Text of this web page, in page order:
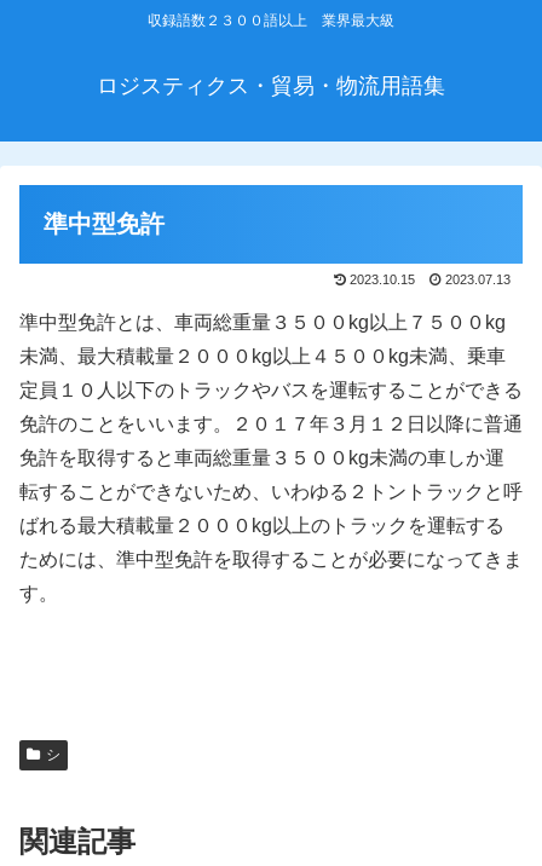
収録語数２３００語以上 業界最大級
ロジスティクス・貿易・物流用語集
準中型免許
2023.10.15 2023.07.13
準中型免許とは、車両総重量３５００kg以上７５００kg
未満、最大積載量２０００kg以上４５００kg未満、乗車
定員１０人以下のトラックやバスを運転することができる
免許のことをいいます。２０１７年３月１２日以降に普通
免許を取得すると車両総重量３５００kg未満の車しか運
転することができないため、いわゆる２トントラックと呼
ばれる最大積載量２０００kg以上のトラックを運転する
ためには、準中型免許を取得することが必要になってきま
す。
シ
関連記事